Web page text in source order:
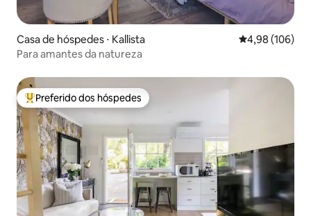
Casa de hóspedes ⋅ Kallista 4,98 de uma
4,98 (106)
Para amantes da natureza
Entre os melhores preferidos dos hóspedes
Preferido dos hóspedes